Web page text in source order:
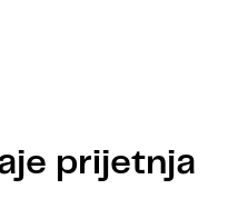
prijetnja